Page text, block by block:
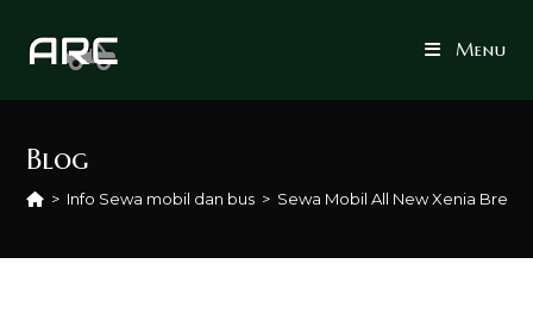
Menu
Blog
> Info Sewa mobil dan bus > Sewa Mobil All New Xenia